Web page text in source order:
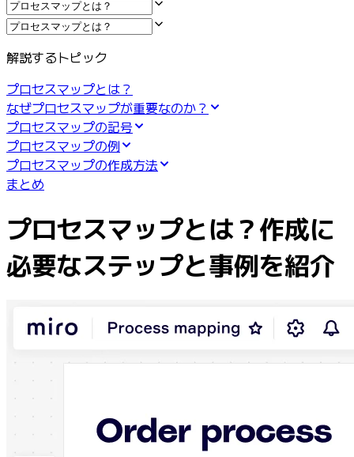
プロトタイプとワイヤーフレーム
顧客ジャーニーマップ
リサーチ統合
Design Workshops
Planning & Delivery
目標の策定
組織づくり
ソリューション
企業規模別
ベンチャー
業界別
デジタル
専門サービス
金融サービス
エンジニアリング
製品部門の統括と運営
解説するトピック
プロセスマップとは？
なぜプロセスマップが重要なのか？
プロセスマップの記号
プロセスマップの例
プロセスマップの作成方法
まとめ
プロセスマップとは？作成に
必要なステップと事例を紹介